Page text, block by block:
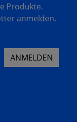
Produkte.
anmelden.
ANMELDEN